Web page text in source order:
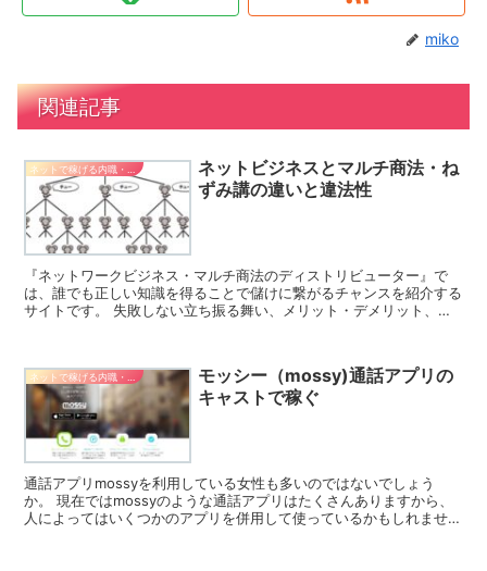
miko
関連記事
ネットビジネスとマルチ商法・ね
ずみ講の違いと違法性
『ネットワークビジネス・マルチ商法のディストリビューター』で
は、誰でも正しい知識を得ることで儲けに繋がるチャンスを紹介する
サイトです。 失敗しない立ち振る舞い、メリット・デメリット、実
ネットで稼げる内職・副業
モッシー（mossy)通話アプリの
キャストで稼ぐ
通話アプリmossyを利用している女性も多いのではないでしょう
か。 現在ではmossyのような通話アプリはたくさんありますから、
人によってはいくつかのアプリを併用して使っているかもしれません